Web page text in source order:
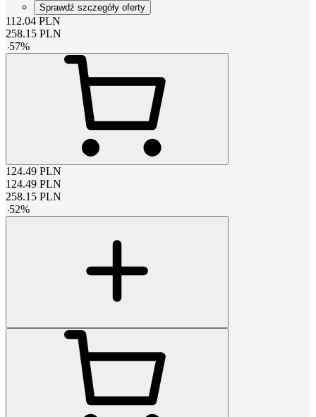
Sprawdź szczegóły oferty
112.04 PLN
258.15 PLN
-57%
124.49 PLN
124.49 PLN
258.15 PLN
-52%